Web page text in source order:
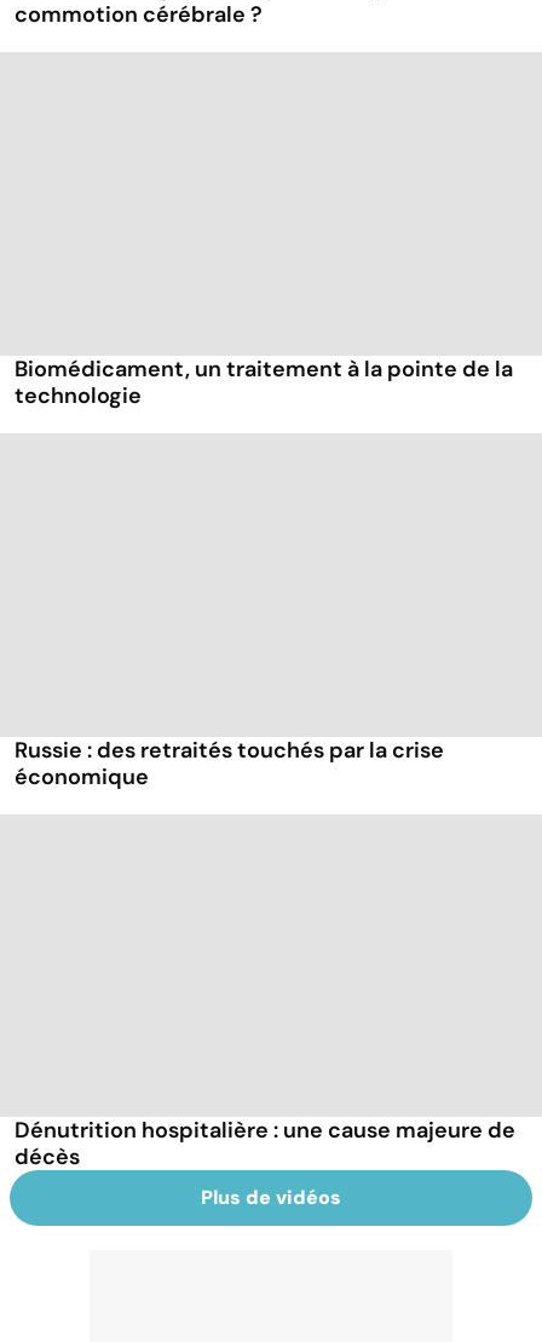
commotion cérébrale ?
Biomédicament, un traitement à la pointe de la
technologie
Russie : des retraités touchés par la crise
économique
Dénutrition hospitalière : une cause majeure de
décès
Plus de vidéos